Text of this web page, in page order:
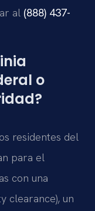
al (888) 437-
o
residentes del
para el
con una
clearance), un